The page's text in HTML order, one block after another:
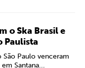
o Ska Brasil e
Paulista
São Paulo venceram
Santana...